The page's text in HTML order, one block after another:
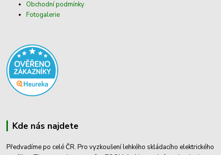
Obchodní podmínky
Fotogalerie
Kde nás najdete
Předvadíme po celé ČR. Pro vyzkoušení lehkého skládacího elektrického